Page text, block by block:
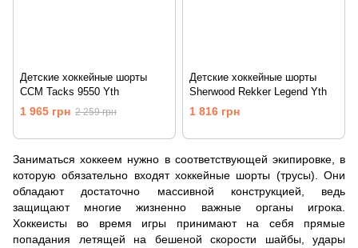
Детские хоккейные шорты
CCM Tacks 9550 Yth
1 965 грн 2 259 грн
Детские хоккейные шорты
Sherwood Rekker Legend Yth
1 816 грн
Заниматься хоккеем нужно в соответствующей экипировке, в
которую обязательно входят хоккейные шорты (трусы). Они
обладают достаточно массивной конструкцией, ведь
защищают многие жизненно важные органы игрока.
Хоккеисты во время игры принимают на себя прямые
попадания летящей на бешеной скорости шайбы, удары